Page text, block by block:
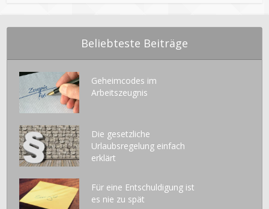
Beliebteste Beiträge
Geheimcodes im
Arbeitszeugnis
Die gesetzliche
Urlaubsregelung einfach
erklärt
Für eine Entschuldigung ist
es nie zu spät